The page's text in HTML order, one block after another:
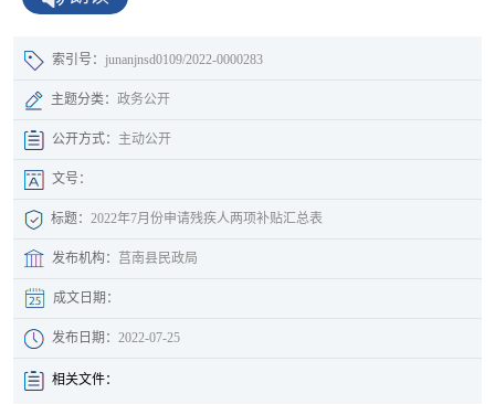
索引号： junanjnsd0109/2022-0000283
主题分类： 政务公开
公开方式： 主动公开
文号：
标题： 2022年7月份申请残疾人两项补贴汇总表
发布机构： 莒南县民政局
成文日期：
发布日期： 2022-07-25
相关文件：